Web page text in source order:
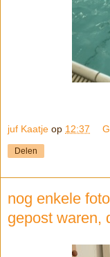
juf Kaatje op 12:37
Delen
nog enkele
gepost waren,